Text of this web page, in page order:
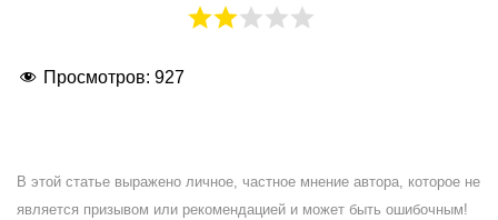
Просмотров: 927
В этой статье выражено личное, частное мнение автора, которое не
является призывом или рекомендацией и может быть ошибочным!